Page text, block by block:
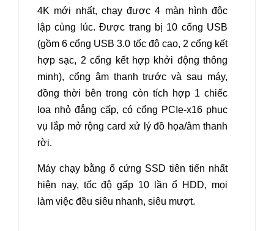
4K mới nhất, chạy được 4 màn hình độc
lập cùng lúc. Được trang bị 10 cổng USB
(gồm 6 cổng USB 3.0 tốc độ cao, 2 cổng kết
hợp sạc, 2 cổng kết hợp khởi động thông
minh), cổng âm thanh trước và sau máy,
đồng thời bên trong còn tích hợp 1 chiếc
loa nhỏ đẳng cấp, có cổng PCIe-x16 phục
vụ lắp mở rộng card xử lý đồ họa/âm thanh
rời.
Máy chạy bằng ổ cứng SSD tiên tiến nhất
hiện nay, tốc độ gấp 10 lần ổ HDD, mọi
làm việc đều siêu nhanh, siêu mượt.